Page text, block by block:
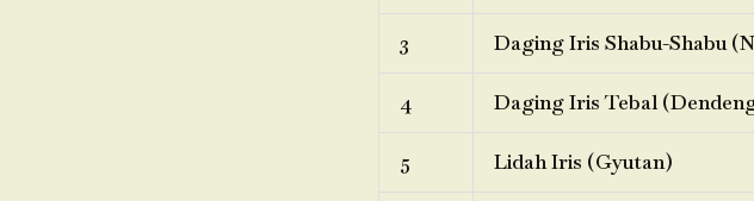
3 Daging Iris Shabu-Shabu
4 Daging Iris Tebal
5 Lidah Iris (Gyutan)